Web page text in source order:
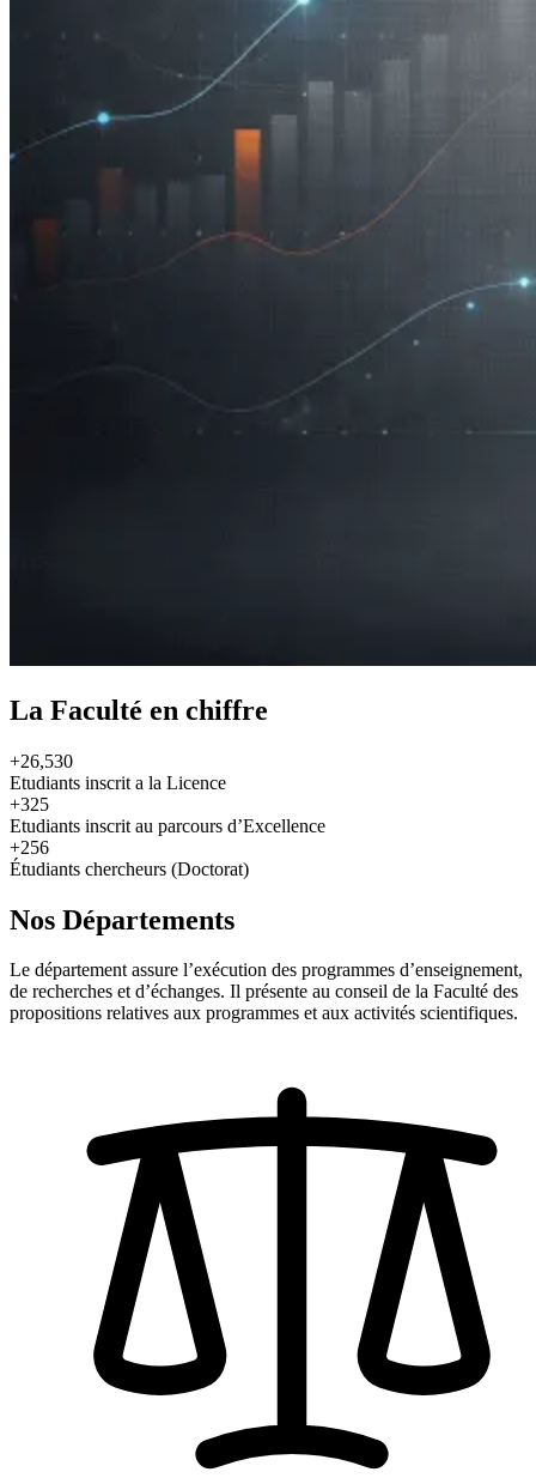
La Faculté en chiffre
+26,530
Etudiants inscrit a la Licence
+325
Etudiants inscrit au parcours d’Excellence
+256
Étudiants chercheurs (Doctorat)
Nos Départements
Le département assure l’exécution des programmes d’enseignement,
de recherches et d’échanges. Il présente au conseil de la Faculté des
propositions relatives aux programmes et aux activités scientifiques.